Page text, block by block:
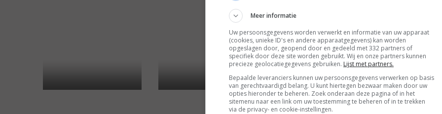
Meer informatie
Uw persoonsgegevens worden verwerkt en informatie van uw apparaat
(cookies, unieke ID's en andere apparaatgegevens) kan worden
opgeslagen door, geopend door en gedeeld met 332 partners of
specifiek door deze site worden gebruikt. Wij en onze partners kunnen
precieze geolocatiegegevens gebruiken. Lijst met partners.
Bepaalde leveranciers kunnen uw persoonsgegevens verwerken op basis
van gerechtvaardigd belang. U kunt hiertegen bezwaar maken door uw
opties hieronder te beheren. Zoek onderaan deze pagina of in het
sitemenu naar een link om uw toestemming te beheren of in te trekken
via de privacy- en cookie-instellingen.